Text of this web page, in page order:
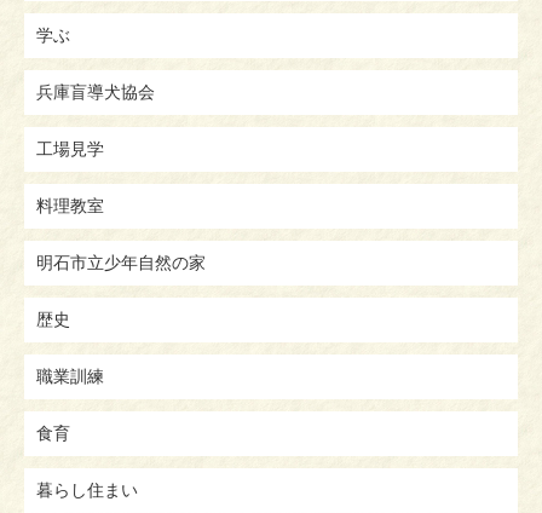
学ぶ
兵庫盲導犬協会
工場見学
料理教室
明石市立少年自然の家
歴史
職業訓練
食育
暮らし住まい